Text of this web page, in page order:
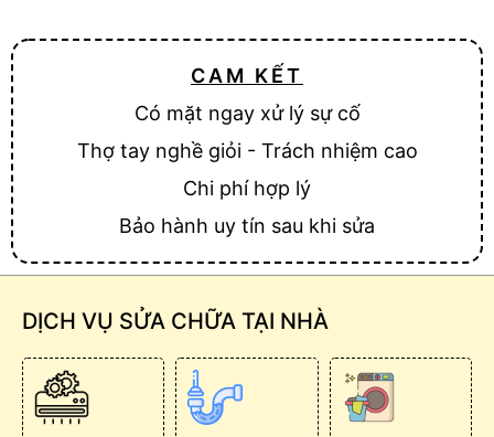
CAM KẾT
Có mặt ngay xử lý sự cố
Thợ tay nghề giỏi - Trách nhiệm cao
Chi phí hợp lý
Bảo hành uy tín sau khi sửa
DỊCH VỤ SỬA CHỮA TẠI NHÀ